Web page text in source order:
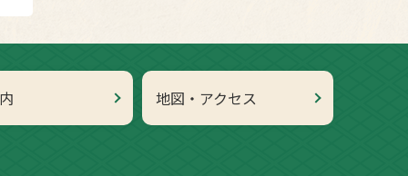
地図・アクセス